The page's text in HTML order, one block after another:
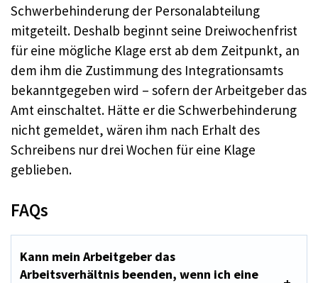
Schwerbehinderung der Personalabteilung
mitgeteilt. Deshalb beginnt seine Dreiwochenfrist
für eine mögliche Klage erst ab dem Zeitpunkt, an
dem ihm die Zustimmung des Integrationsamts
bekanntgegeben wird – sofern der Arbeitgeber das
Amt einschaltet. Hätte er die Schwerbehinderung
nicht gemeldet, wären ihm nach Erhalt des
Schreibens nur drei Wochen für eine Klage
geblieben.
FAQs
Kann mein Arbeitgeber das
Arbeitsverhältnis beenden, wenn ich eine